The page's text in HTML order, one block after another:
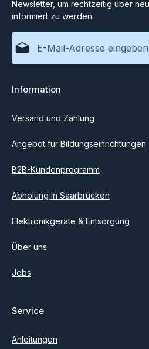
Newsletter, um rechtzeitig über
informiert zu werden.
E-Mail-Adresse*
Ich habe die
einverstanden.
Information
Versand und Zahlung
Angebot für Bildungseinrichtungen
B2B-Kundenprogramm
Abholung in Saarbrücken
Elektronikgeräte & Entsorgung
Über uns
Jobs
Service
Anleitungen